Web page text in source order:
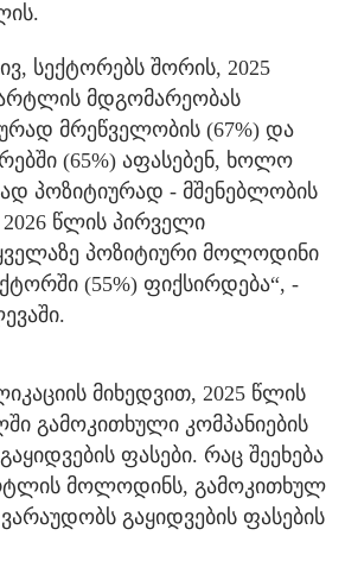
სექტორებს შორის, 2025
მდგომარეობას
მრეწველობის (67%) და
(65%) აფასებენ, ხოლო
პოზიტიურად - მშენებლობის
2026 წლის პირველი
პოზიტიური მოლოდინი
(55%) ფიქსირდება“, -
მიხედვით, 2025 წლის
გამოკითხული კომპანიების
ფასები. რაც შეეხება
მოლოდინს, გამოკითხულ
გაყიდვების ფასების